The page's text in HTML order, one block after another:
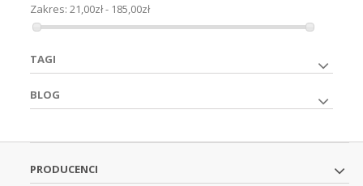
Zakres: 21,00zł - 185,00zł
TAGI
BLOG
PRODUCENCI